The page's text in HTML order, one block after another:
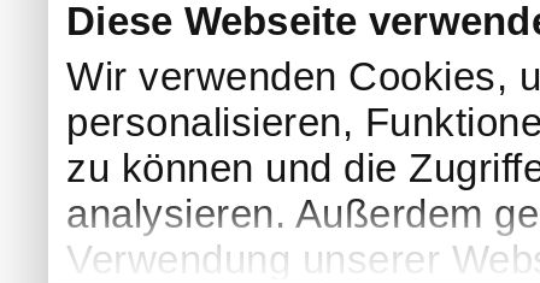
Diese Webseite
Wir verwenden Cookies,
personalisieren,
zu können und die
analysieren. Außerdem
Verwendung unserer